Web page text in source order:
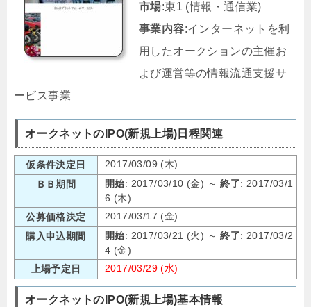
市場:東1 (情報・通信業)
事業内容:インターネットを利
用したオークションの主催お
よび運営等の情報流通支援サ
ービス事業
オークネットのIPO(新規上場)日程関連
仮条件決定日
2017/03/09 (木)
ＢＢ期間
開始: 2017/03/10 (金) ～終了: 2017/03/1
6 (木)
公募価格決定
2017/03/17 (金)
購入申込期間
開始: 2017/03/21 (火) ～終了: 2017/03/2
4 (金)
上場予定日
2017/03/29 (水)
オークネットのIPO(新規上場)基本情報